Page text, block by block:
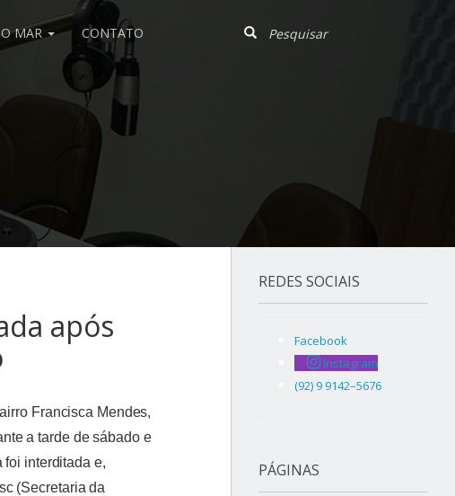
MAR CONTATO
após
Francisca Mendes,
a tarde de sábado e
foi interditada e,
(Secretaria da
REDES SOCIAIS
Facebook
Instagram
(92) 9 9142–5676
PÁGINAS